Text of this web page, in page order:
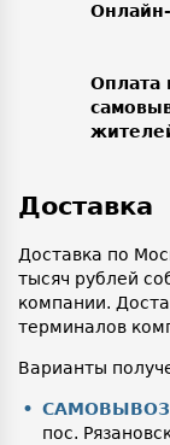
Оплата
Доставка
Доставка по
тысяч рублей
компании.
терминалов
Варианты
САМОВЫВОЗ
пос.